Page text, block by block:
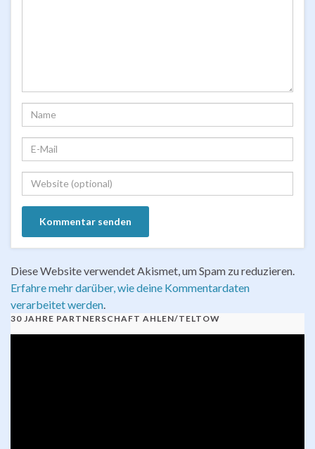
Diese Website verwendet Akismet, um Spam zu reduzieren.
Erfahre mehr darüber, wie deine Kommentardaten
verarbeitet werden.
30 JAHRE PARTNERSCHAFT AHLEN/TELTOW